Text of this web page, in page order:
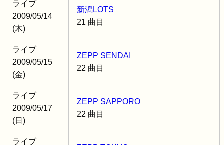
ライブ
2009/05/14
(木)
新潟LOTS
21 曲目
ライブ
2009/05/15
(金)
ZEPP SENDAI
22 曲目
ライブ
2009/05/17
(日)
ZEPP SAPPORO
22 曲目
ライブ